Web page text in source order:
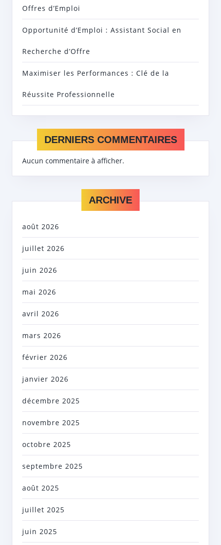
Offres d’Emploi
Opportunité d’Emploi : Assistant Social en
Recherche d’Offre
Maximiser les Performances : Clé de la
Réussite Professionnelle
DERNIERS COMMENTAIRES
Aucun commentaire à afficher.
ARCHIVE
août 2026
juillet 2026
juin 2026
mai 2026
avril 2026
mars 2026
février 2026
janvier 2026
décembre 2025
novembre 2025
octobre 2025
septembre 2025
août 2025
juillet 2025
juin 2025